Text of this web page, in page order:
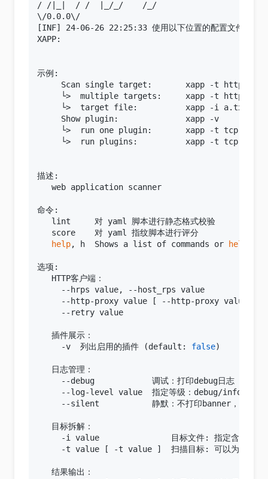
/ /|_|  / /  |_/_/    /_/
\/0.0.0\/
[INF] 24-06-26 22:25:33 使用以下位置的配置文件
XAPP:
示例:
Scan single target:       xapp -t http://
└>  multiple targets:     xapp -t http://
     └>  target file:          xapp -i a.txt
     Show plugin:              xapp -v
└>  run one plugin:       xapp -t tcp://
└>  run plugins:          xapp -t tcp://
描述:
   web application scanner
命令:
   lint     对 yaml 脚本进行静态格式校验
   score    对 yaml 指纹脚本进行评分
help, h  Shows a list of commands or help
选项:
   HTTP客户端：
--hrps value, --host_rps value
--http-proxy value [ --http-proxy value ]
--retry value
   插件展示：
     -v  列出启用的插件 (default:
false)
   日志管理：
--debug            调试：打印debug日志
--log-level value  指定等级：debug/info(默
--silent           静默：不打印banner，日志
   目标拆解：
-i value               目标文件: 指定含有扫描
-t value [ -t value ]  扫描目标: 可以为URL/
   结果输出：